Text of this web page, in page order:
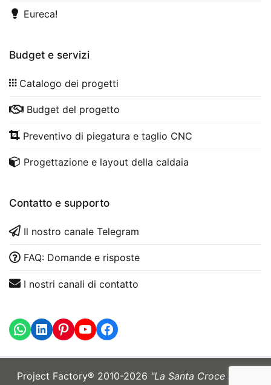
Eureca!
Budget e servizi
Catalogo dei progetti
Budget del progetto
Preventivo di piegatura e taglio CNC
Progettazione e layout della caldaia
Contatto e supporto
Il nostro canale Telegram
FAQ: Domande e risposte
I nostri canali di contatto
WhatsApp
LinkedInhttps://
Project Factory® 2010-2026 "La Santa Croce mi sia